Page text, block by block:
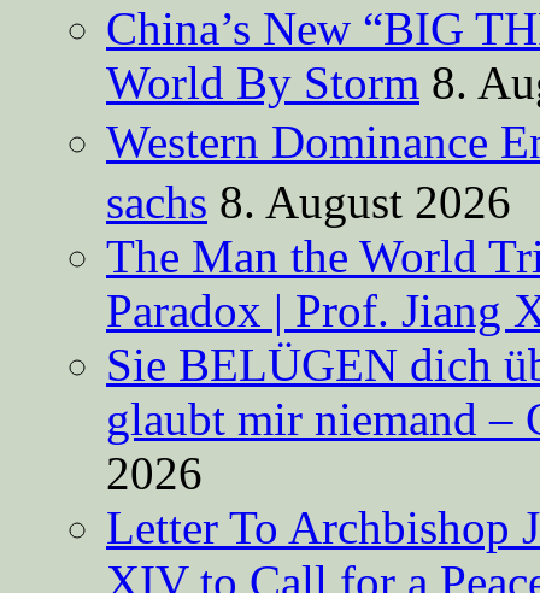
China’s New “BIG
World By Storm 8.
Western Dominance
sachs 8. August 2026
The Man the World
Paradox | Prof. Jiang
Sie BELÜGEN dich
glaubt mir niemand –
2026
Letter To Archbishop
XIV to Call for a